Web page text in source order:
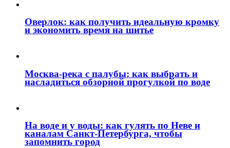
Оверлок: как получить идеальную кромку
и экономить время на шитье
Москва‑река с палубы: как выбрать и
насладиться обзорной прогулкой по воде
На воде и у воды: как гулять по Неве и
каналам Санкт‑Петербурга, чтобы
запомнить город